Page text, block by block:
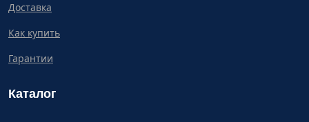
Доставка
Как купить
Гарантии
Каталог